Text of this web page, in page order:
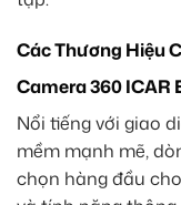
Các Thương Hiệu
Camera 360 ICAR
Nổi tiếng với giao
mềm mạnh mẽ,
chọn hàng đầu